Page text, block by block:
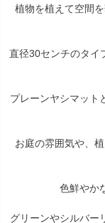
植物を植えて空間
直径30センチのタイ
プレーンヤシマット
お庭の雰囲気や、
色鮮やか
グリーンやシルバー